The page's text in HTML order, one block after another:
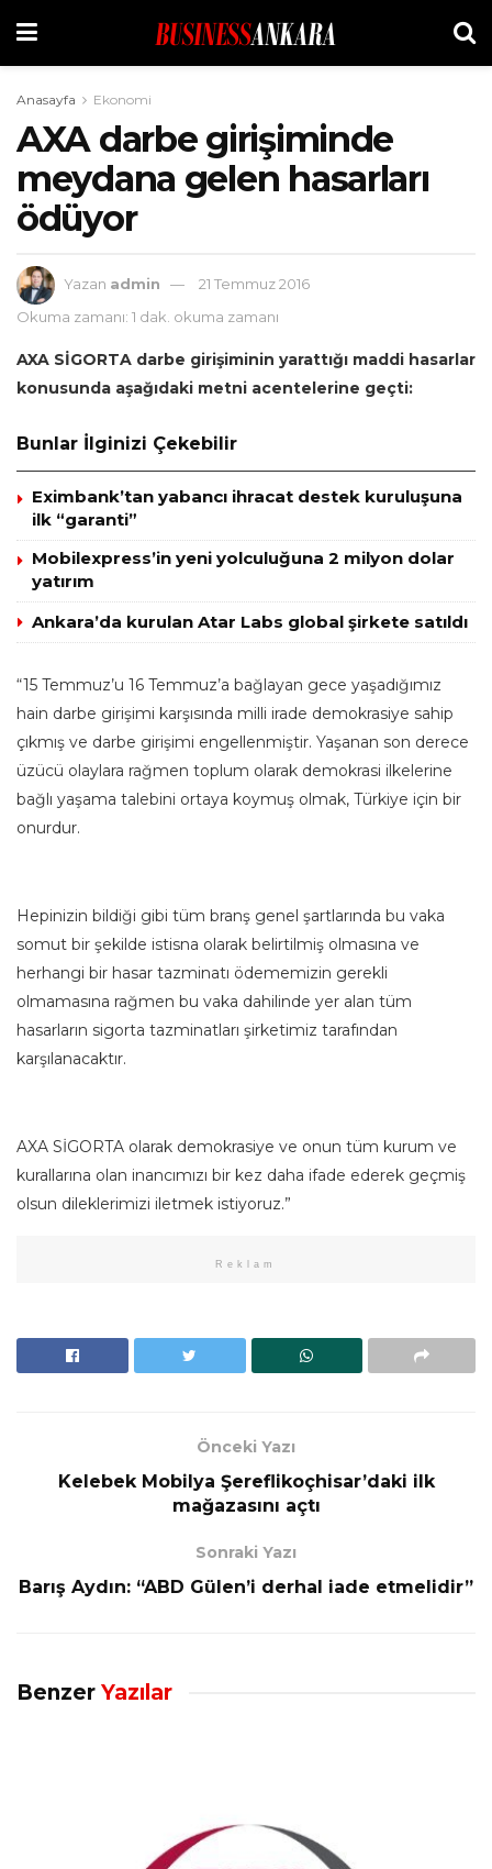
Anasayfa Ekonomi
AXA darbe girişiminde
meydana gelen hasarları
ödüyor
Yazan admin
21 Temmuz 2016
Okuma zamanı: 1 dak. okuma zamanı
AXA SİGORTA darbe girişiminin yarattığı maddi hasarlar
konusunda aşağıdaki metni acentelerine geçti:
Bunlar İlginizi Çekebilir
Eximbank’tan yabancı ihracat destek kuruluşuna
ilk “garanti”
Mobilexpress’in yeni yolculuğuna 2 milyon dolar
yatırım
Ankara’da kurulan Atar Labs global şirkete satıldı
“15 Temmuz’u 16 Temmuz’a bağlayan gece yaşadığımız
hain darbe girişimi karşısında milli irade demokrasiye sahip
çıkmış ve darbe girişimi engellenmiştir. Yaşanan son derece
üzücü olaylara rağmen toplum olarak demokrasi ilkelerine
bağlı yaşama talebini ortaya koymuş olmak, Türkiye için bir
onurdur.
Hepinizin bildiği gibi tüm branş genel şartlarında bu vaka
somut bir şekilde istisna olarak belirtilmiş olmasına ve
herhangi bir hasar tazminatı ödememizin gerekli
olmamasına rağmen bu vaka dahilinde yer alan tüm
hasarların sigorta tazminatları şirketimiz tarafından
karşılanacaktır.
AXA SİGORTA olarak demokrasiye ve onun tüm kurum ve
kurallarına olan inancımızı bir kez daha ifade ederek geçmiş
olsun dileklerimizi iletmek istiyoruz.”
Reklam
Önceki Yazı
Kelebek Mobilya Şereflikoçhisar’daki ilk
mağazasını açtı
Sonraki Yazı
Barış Aydın: “ABD Gülen’i derhal iade etmelidir”
Benzer Yazılar